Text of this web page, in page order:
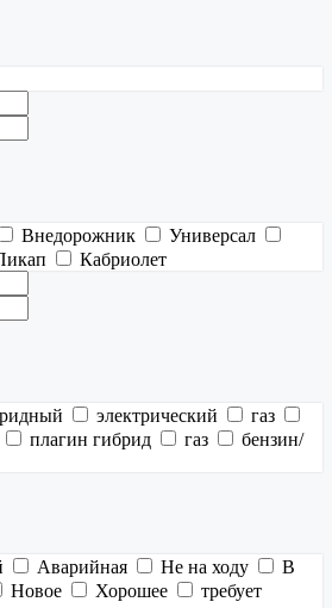
Внедорожник
Универсал
Кабриолет
электрический
газ
плагин гибрид газ
бензин/
Аварийная Не на ходу
В
Новое Хорошее
требует